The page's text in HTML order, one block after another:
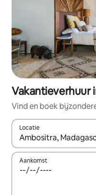
Vakantieverhuur
Vind en boek
Locatie
Wanneer er suggesties
Aankomst